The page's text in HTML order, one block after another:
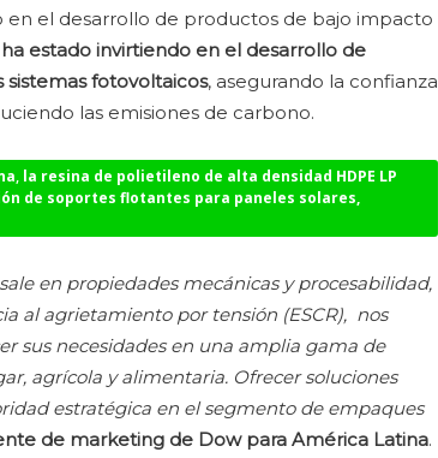
el desarrollo de productos de bajo impacto
ha estado invirtiendo en el desarrollo de
fotovoltaicos, asegurando la confianza
las emisiones de carbono.
, la resina de polietileno de alta densidad HDPE LP
de soportes flotantes para paneles solares,
en propiedades mecánicas y procesabilidad,
al agrietamiento por tensión (ESCR), nos
sus necesidades en una amplia gama de
agrícola y alimentaria. Ofrecer soluciones
estratégica en el segmento de empaques
de marketing de Dow para América Latina.